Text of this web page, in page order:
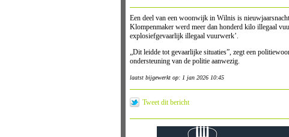
Een deel van een woonwijk in Wilnis is
Klompenmaker werd meer dan honderd kilo illegaal
explosiefgevaarlijk illegaal vuurwerk’.
„Dit leidde tot gevaarlijke situaties”, zegt een
ondersteuning van de politie aanwezig.
laatst bijgewerkt op: 1 jan 2026 10:45
Tweet dit bericht